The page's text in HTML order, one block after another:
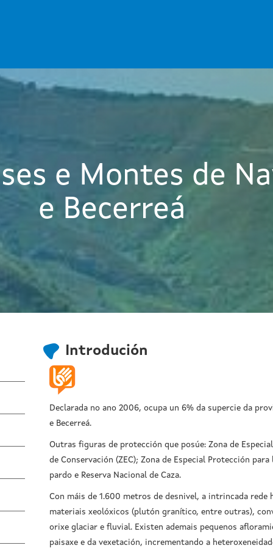
e Montes de
e Becerreá
Introdución
Declarada no ano 2006, ocupa un 6% da supercie da
e Becerreá.
Outras figuras de protección que posúe: Zona de
de Conservación (ZEC); Zona de Especial Protección
pardo e Reserva Nacional de Caza.
Con máis de 1.600 metros de desnivel, a intrincada
materiais xeolóxicos (plutón granítico, entre outras),
orixe glaciar e fluvial. Existen ademais pequenos
paisaxe e da vexetación, incrementando a